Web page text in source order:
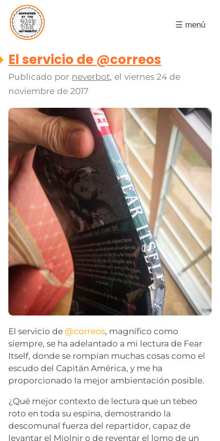
☰ menú
El servicio de @correos
Publicado por neverbot, elviernes 24 de
noviembre de 2017
El servicio de @correos, magnífico como
siempre, se ha adelantado a mi lectura de Fear
Itself, donde se rompían muchas cosas como el
escudo del Capitán América, y me ha
proporcionado la mejor ambientación posible.
¿Qué mejor contexto de lectura que un tebeo
roto en toda su espina, demostrando la
descomunal fuerza del repartidor, capaz de
levantar el Mjolnir o de reventar el lomo de un